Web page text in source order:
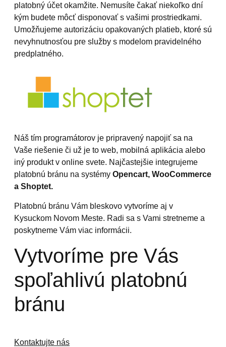
platobný účet okamžite. Nemusíte čakať niekoľko dní
kým budete môcť disponovať s vašimi prostriedkami.
Umožňujeme autorizáciu opakovaných platieb, ktoré sú
nevyhnutnosťou pre služby s modelom pravidelného
predplatného.
Náš tím programátorov je pripravený napojiť sa na
Vaše riešenie či už je to web, mobilná aplikácia alebo
iný produkt v online svete. Najčastejšie integrujeme
platobnú bránu na systémy Opencart, WooCommerce
a Shoptet.
Platobnú bránu Vám bleskovo vytvoríme aj v
Kysuckom Novom Meste. Radi sa s Vami stretneme a
poskytneme Vám viac informácii.
Vytvoríme pre Vás
spoľahlivú platobnú
bránu
Kontaktujte nás